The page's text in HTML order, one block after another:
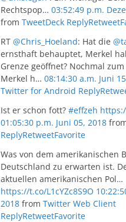
Rechtspop… 03:52:49 p.m.
from TweetDeck ReplyRetweet
RT @Chris_Hoeland: Hat die
ernsthaft behauptet, Merkel
Grenze geöffnet? Nochmal
Merkel h… 08:14:30 a.m. Juni
Twitter for Android Reply
Ist er schon fott? #effzeh
01:05:30 p.m. Juni 05, 2018
ReplyRetweetFavorite
Was von dem amerikanischen
Deutschland zu erwarten ist.
aktuellen amerikanischen Pol…
https://t.co/L1cYZc8S9O
2018 from Twitter Web Client
ReplyRetweetFavorite